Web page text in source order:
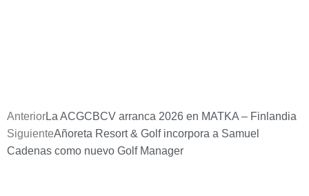
AnteriorLa ACGCBCV arranca 2026 en MATKA – Finlandia
SiguienteAñoreta Resort & Golf incorpora a Samuel
Cadenas como nuevo Golf Manager